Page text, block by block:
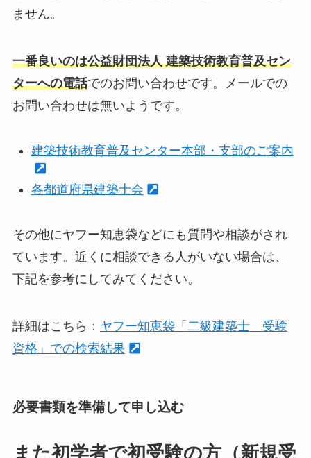
ません。
一番良いのは公益財団法人 建築技術教育普及セン
ターへの電話でのお問い合わせです。メールでの
お問い合わせは無いようです。
建築技術教育普及センター本部・支部のご案内
各都道府県建築士会
その他にヤフー知恵袋などにも質問や相談がされ
ています。近くに相談できる人がいない場合は、
下記を参考にしてみてください。
詳細はこちら： ヤフー知恵袋「二級建築士 受験
資格」での検索結果
必要書類を準備して申し込む
また初学者で初受験の方（新規受